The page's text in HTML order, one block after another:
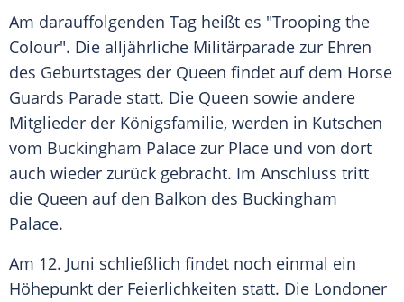
Am darauffolgenden Tag heißt es "Trooping the
Colour". Die alljährliche Militärparade zur Ehren
des Geburtstages der Queen findet auf dem Horse
Guards Parade statt. Die Queen sowie andere
Mitglieder der Königsfamilie, werden in Kutschen
vom Buckingham Palace zur Place und von dort
auch wieder zurück gebracht. Im Anschluss tritt
die Queen auf den Balkon des Buckingham
Palace.
Am 12. Juni schließlich findet noch einmal ein
Höhepunkt der Feierlichkeiten statt. Die Londoner